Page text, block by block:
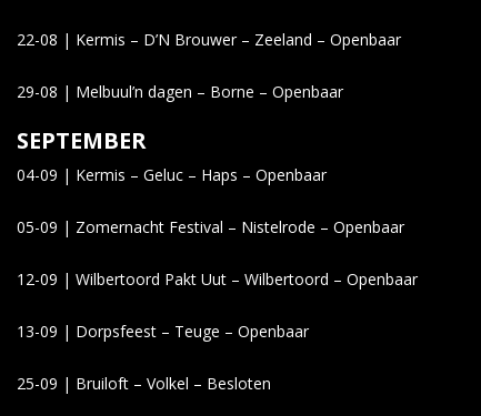
22-08 | Kermis – D’N Brouwer – Zeeland – Openbaar
29-08 | Melbuul’n dagen – Borne – Openbaar
SEPTEMBER
04-09 | Kermis – Geluc – Haps – Openbaar
05-09 | Zomernacht Festival – Nistelrode – Openbaar
12-09 | Wilbertoord Pakt Uut – Wilbertoord – Openbaar
13-09 | Dorpsfeest – Teuge – Openbaar
25-09 | Bruiloft – Volkel – Besloten